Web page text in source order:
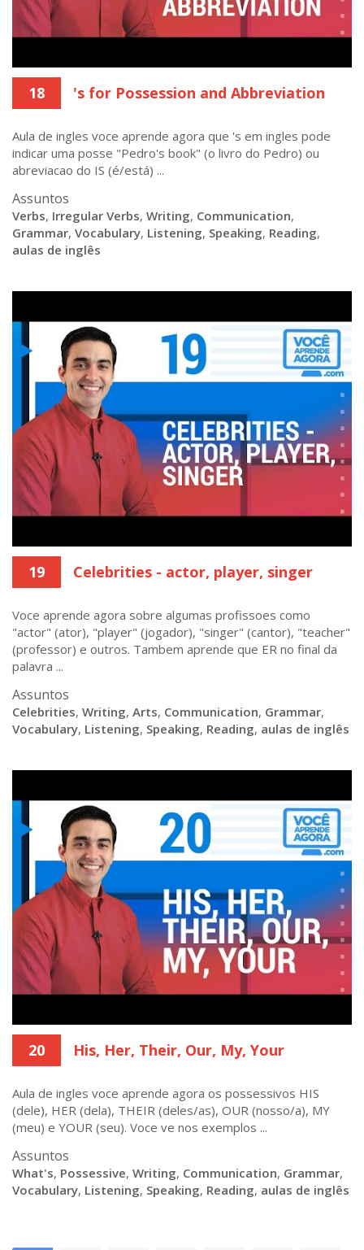
18 's for Possession and Abbreviation
Aula de ingles voce aprende agora que 's em ingles pode
indicar uma posse "Pedro's book" (o livro do Pedro) ou
abreviacao do IS (é/está) ...
Assuntos
Verbs, Irregular Verbs, Writing, Communication,
Grammar, Vocabulary, Listening, Speaking, Reading,
aulas de inglês
19 Celebrities - actor, player, singer
Voce aprende agora sobre algumas profissoes como
"actor" (ator), "player" (jogador), "singer" (cantor), "teacher"
(professor) e outros. Tambem aprende que ER no final da
palavra ...
Assuntos
Celebrities, Writing, Arts, Communication, Grammar,
Vocabulary, Listening, Speaking, Reading, aulas de inglês
20 His, Her, Their, Our, My, Your
Aula de ingles voce aprende agora os possessivos HIS
(dele), HER (dela), THEIR (deles/as), OUR (nosso/a), MY
(meu) e YOUR (seu). Voce ve nos exemplos ...
Assuntos
What's, Possessive, Writing, Communication, Grammar,
Vocabulary, Listening, Speaking, Reading, aulas de inglês